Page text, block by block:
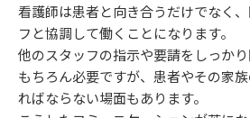
看護師は患者と向き合うだけでなく
フと協調して働くことになります。
他のスタッフの指示や要請をしっか
もちろん必要ですが、患者やその家
ればならない場面もあります。